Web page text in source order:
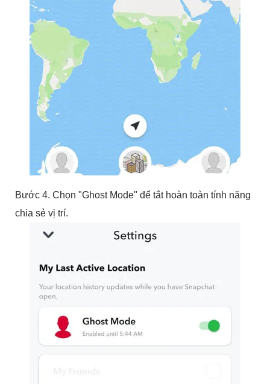
Bước 4. Chọn "Ghost Mode" để tắt hoàn toàn tính năng
chia sẻ vị trí.